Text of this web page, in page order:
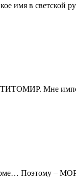
в светской
ТИТОМИР. Мне
в форме…